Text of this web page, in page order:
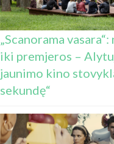
„Scanorama
iki premjeros –
jaunimo kino
sekundę“